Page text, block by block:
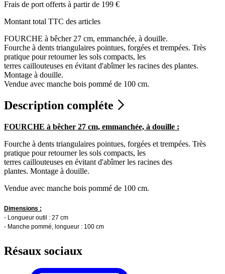
Frais de port offerts à partir de 199 €
Montant total TTC des articles
FOURCHE à bêcher 27 cm, emmanchée, à douille.
Fourche à dents triangulaires pointues, forgées et trempées. Très
pratique pour retourner les sols compacts, les
terres caillouteuses en évitant d'abîmer les racines des plantes.
Montage à douille.
Vendue avec manche bois pommé de 100 cm.
Description compléte
FOURCHE à bêcher 27 cm, emmanchée, à douille :
Fourche à dents triangulaires pointues, forgées et trempées. Très
pratique pour retourner les sols compacts, les
terres caillouteuses en évitant d'abîmer les racines des
plantes. Montage à douille.
Vendue avec manche bois pommé de 100 cm.
Dimensions :
- Longueur outil : 27 cm
- Manche pommé, longueur : 100 cm
Résaux sociaux